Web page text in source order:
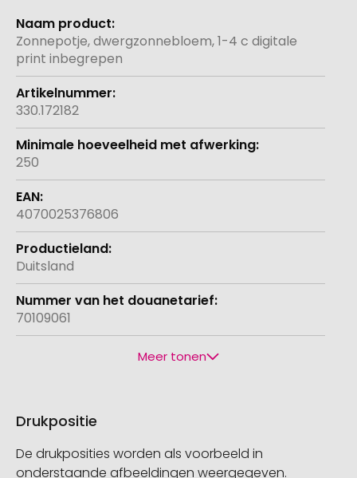
Meer
informatie
Zonnepotje, dwergzonnebloem, 1-4 c digitale
print inbegrepen
330.172182
250
4070025376806
Duitsland
70109061
Meer tonen
Drukpositie
De drukposities worden als voorbeeld in
onderstaande afbeeldingen weergegeven.